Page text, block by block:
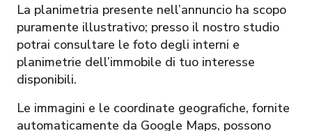
La planimetria presente nell’annuncio ha scopo
puramente illustrativo; presso il nostro studio
potrai consultare le foto degli interni e
planimetrie dell’immobile di tuo interesse
disponibili.
Le immagini e le coordinate geografiche, fornite
automaticamente da Google Maps, possono